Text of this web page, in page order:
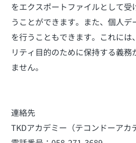
をエクスポートファイルとして
うことができます。また、個人デ
を行うこともできます。これには
リティ目的のために保持する義
ません。
連絡先
TKDアカデミー（テコンドーアカ